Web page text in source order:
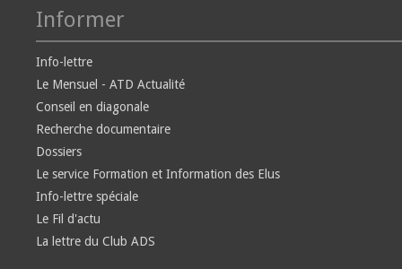
Informer
Info-lettre
Le Mensuel - ATD Actualité
Conseil en diagonale
Recherche documentaire
Dossiers
Le service Formation et Information des Elus
Info-lettre spéciale
Le Fil d'actu
La lettre du Club ADS